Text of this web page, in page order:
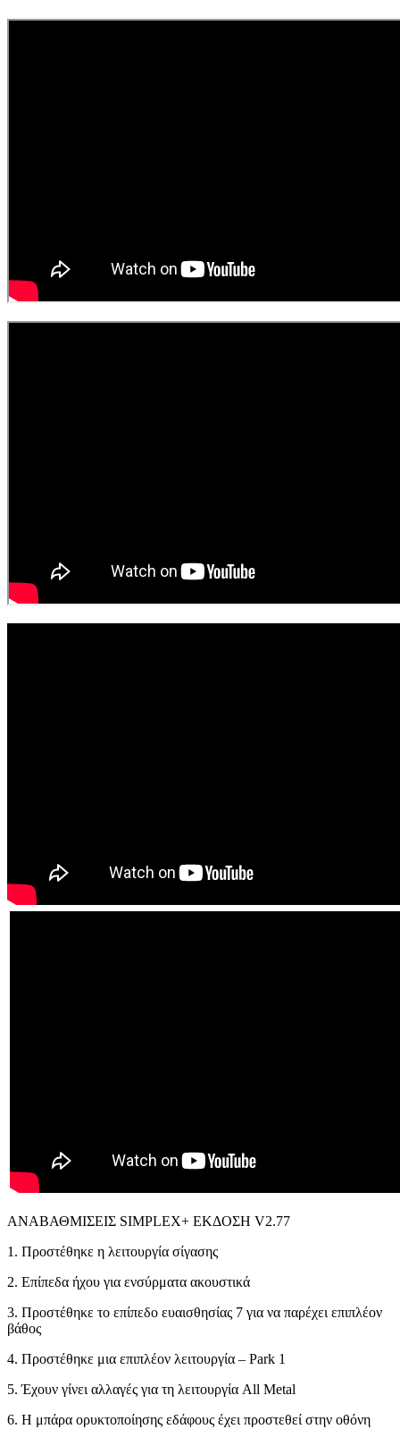
ΑΝΑΒΑΘΜΙΣΕΙΣ SIMPLEX+ ΕΚΔΟΣΗ V2.77
1. Προστέθηκε η λειτουργία σίγασης
2. Επίπεδα ήχου για ενσύρματα ακουστικά
3. Προστέθηκε το επίπεδο ευαισθησίας 7 για να παρέχει επιπλέον
βάθος
4. Προστέθηκε μια επιπλέον λειτουργία – Park 1
5. Έχουν γίνει αλλαγές για τη λειτουργία All Metal
6. Η μπάρα ορυκτοποίησης εδάφους έχει προστεθεί στην οθόνη